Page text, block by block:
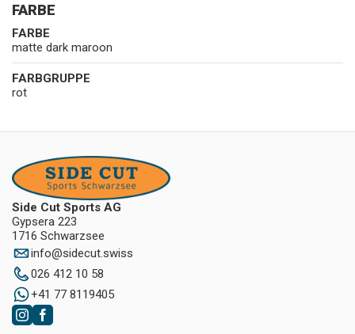
FARBE
FARBE
matte dark maroon
FARBGRUPPE
rot
Side Cut Sports AG
Gypsera 223
1716 Schwarzsee
info@sidecut.swiss
026 412 10 58
+41 77 8119405